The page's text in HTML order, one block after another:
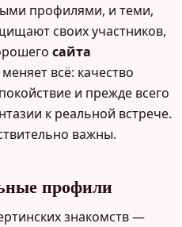
профилями, и теми,
своих участников,
сайта
меняет всё: качество
и прежде всего
к реальной встрече.
важны.
профили
знакомств —